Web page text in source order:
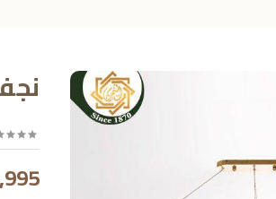
نجفه 120سم بيضاوي